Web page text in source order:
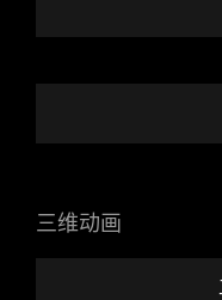
三维动画